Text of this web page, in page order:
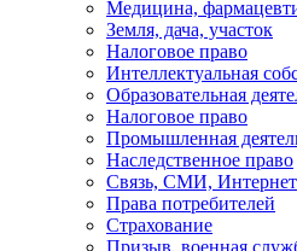
Медицина,
Земля, дача, участок
Налоговое право
Интеллектуальная
Образовательная
Налоговое право
Промышленная
Наследственное право
Связь, СМИ, Интернет
Права потребителей
Страхование
Призыв, военная